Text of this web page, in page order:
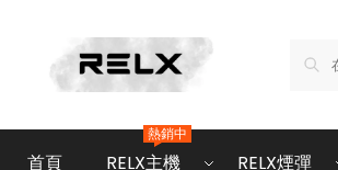
首頁 RELX主機
熱銷中
RELX煙彈